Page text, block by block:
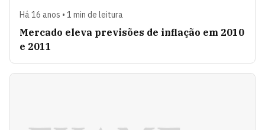
Há 16 anos • 1 min de leitura
Mercado eleva previsões de inflação em 2010
e 2011